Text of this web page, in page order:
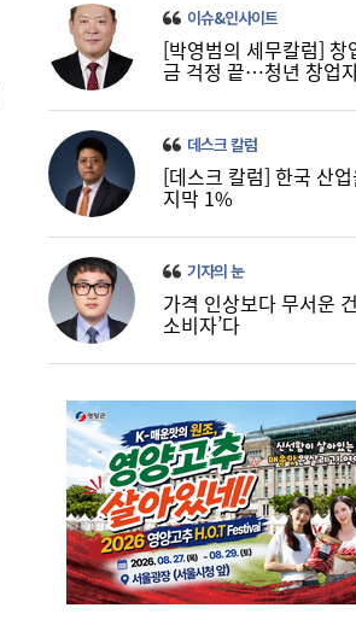
16:21
코스피, 반도체 차익실현에 4%대
스닥은 800선 지켜내[마감시황]
16:18
LH 사장, 주택공급 속도전 위해 “
직, 정규직보다 더 많이 주겠다”
이슈&인사이트
[박영범의 세무칼럼] 창
금 걱정 끝…청년 창업
데스크 칼럼
[데스크 칼럼] 한국 산
지막 1%
기자의 눈
가격 인상보다 무서운
소비자’다